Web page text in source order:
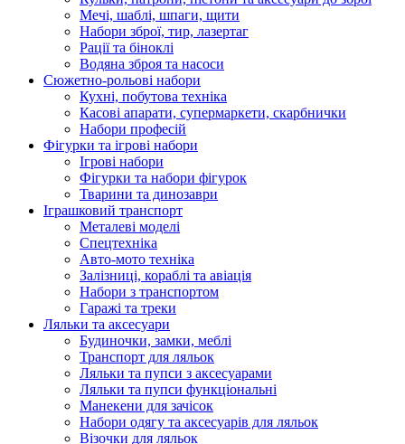
Мечі, шаблі, шпаги, щити
Набори зброї, тир, лазертаг
Рації та біноклі
Водяна зброя та насоси
Сюжетно-рольові набори
Кухні, побутова техніка
Касові апарати, супермаркети, скарбнички
Набори професій
Фігурки та ігрові набори
Ігрові набори
Фігурки та набори фігурок
Тварини та динозаври
Іграшковий транспорт
Металеві моделі
Спецтехніка
Авто-мото техніка
Залізниці, кораблі та авіація
Набори з транспортом
Гаражі та треки
Ляльки та аксесуари
Будиночки, замки, меблі
Транспорт для ляльок
Ляльки та пупси з аксесуарами
Ляльки та пупси функціональні
Манекени для зачісок
Набори одягу та аксесуарів для ляльок
Візочки для ляльок